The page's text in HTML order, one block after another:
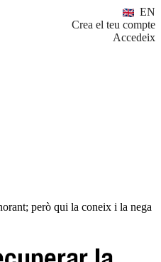
EN
Crea el teu compte
Accedeix
però qui la coneix i la nega